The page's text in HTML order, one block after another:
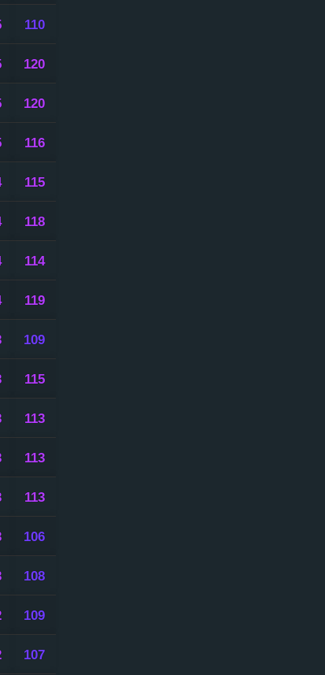
110
120
120
116
115
118
114
119
109
115
113
113
113
106
108
109
107